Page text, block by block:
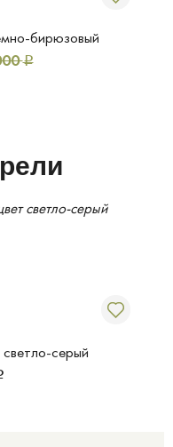
бирюзовый
Р
серый